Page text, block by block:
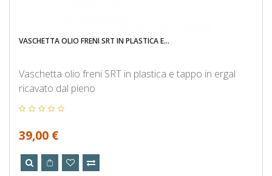
VASCHETTA OLIO FRENI SRT IN PLASTICA E...
Vaschetta olio freni SRT in plastica e tappo in ergal
ricavato dal pieno
39,00 €